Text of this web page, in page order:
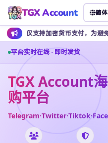
TGX Account 简
币支付，为避免影响正常下单，
平台实时在线 · 即时发货
TGX Account
购平台